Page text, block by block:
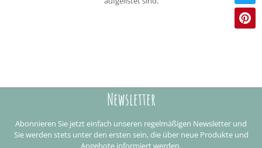
Newsletter
Abonnieren Sie jetzt einfach unseren regelmäßigen Newsletter und
Sie werden stets unter den ersten sein, die über neue Produkte und
Angebote informiert werden.